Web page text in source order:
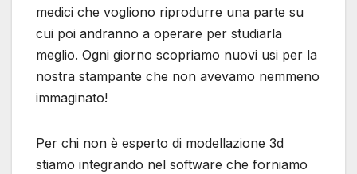
medici che vogliono riprodurre una parte su
cui poi andranno a operare per studiarla
meglio. Ogni giorno scopriamo nuovi usi per la
nostra stampante che non avevamo nemmeno
immaginato!
Per chi non è esperto di modellazione 3d
stiamo integrando nel software che forniamo